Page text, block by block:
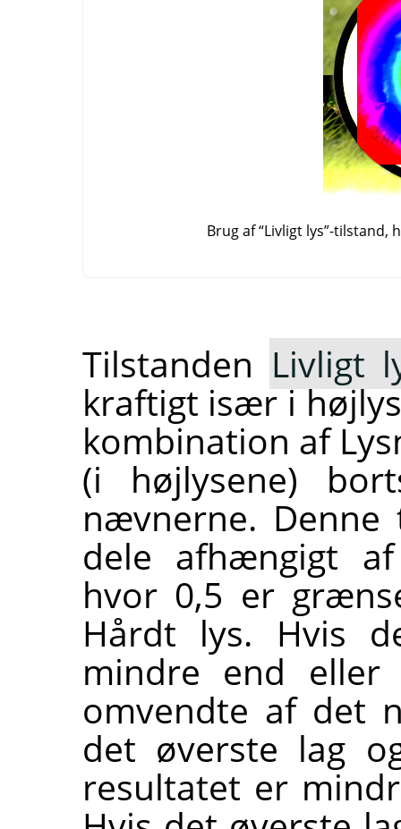
Brug af“Livligt lys”-tilstand,
Tilstanden Livligt
kraftigt især i
kombination af
(i højlysene)
nævnerne.
dele afhængigt af
hvor 0,5 er
Hårdt lys. Hvis
mindre end
omvendte af det
det øverste lag
resultatet er